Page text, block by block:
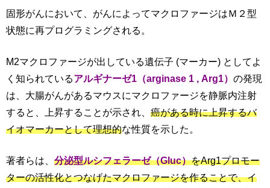
固形がんにおいて、がんによってマクロファージはＭ２型
状態に再プログラミングされる。
M2マクロファージが出している遺伝子 (マーカー) としてよ
く知られているアルギナーゼ1（arginase 1 , Arg1） の発現
は、大腸がんがあるマウスにマクロファージを静脈内注射
すると、上昇することが示され、 癌がある時に上昇するバ
イオマーカーとして理想的な性質を示した。
著者らは、 分泌型ルシフェラーゼ（Gluc）をArg1プロモー
ターの活性化とつなげたマクロファージを作ることで、イ